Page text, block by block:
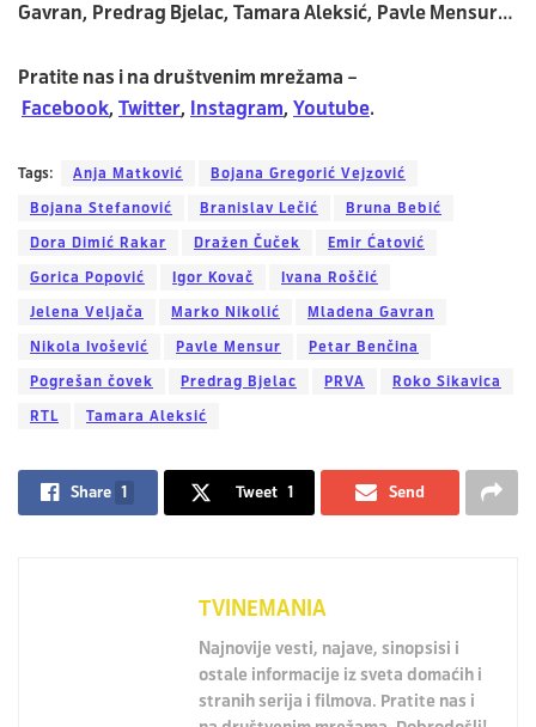
Gavran, Predrag Bjelac, Tamara Aleksić, Pavle Mensur…
Pratite nas i na društvenim mrežama –
Facebook, Twitter, Instagram, Youtube.
Tags: Anja Matković Bojana Gregorić Vejzović
Bojana Stefanović Branislav Lečić Bruna Bebić
Dora Dimić Rakar Dražen Čuček Emir Ćatović
Gorica Popović Igor Kovač Ivana Roščić
Jelena Veljača Marko Nikolić Mladena Gavran
Nikola Ivošević Pavle Mensur Petar Benčina
Pogrešan čovek Predrag Bjelac PRVA Roko Sikavica
RTL Tamara Aleksić
Share 1 Tweet 1 Send
TVINEMANIA
Najnovije vesti, najave, sinopsisi i
ostale informacije iz sveta domaćih i
stranih serija i filmova. Pratite nas i